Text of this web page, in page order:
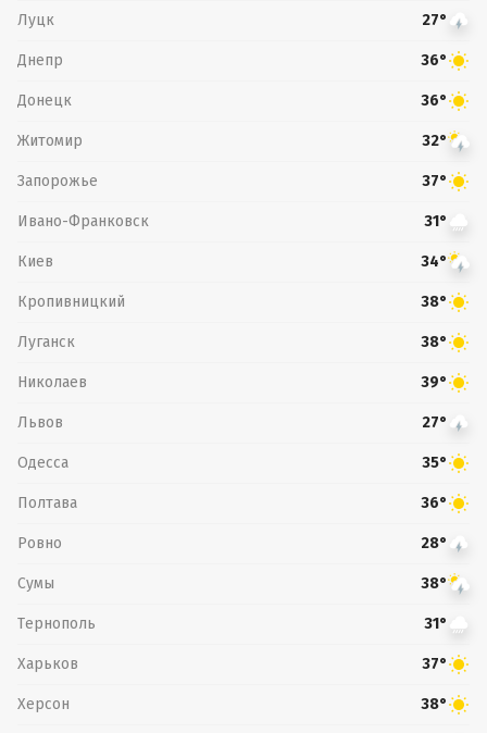
Луцк 27°
Днепр 36°
Донецк 36°
Житомир 32°
Запорожье 37°
Ивано-Франковск 31°
Киев 34°
Кропивницкий 38°
Луганск 38°
Николаев 39°
Львов 27°
Одесса 35°
Полтава 36°
Ровно 28°
Сумы 38°
Тернополь 31°
Харьков 37°
Херсон 38°